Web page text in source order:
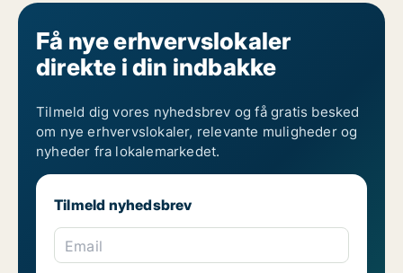
Få nye erhvervslokaler
direkte i din indbakke
Tilmeld dig vores nyhedsbrev og få gratis besked
om nye erhvervslokaler, relevante muligheder og
nyheder fra lokalemarkedet.
Tilmeld nyhedsbrev
Email